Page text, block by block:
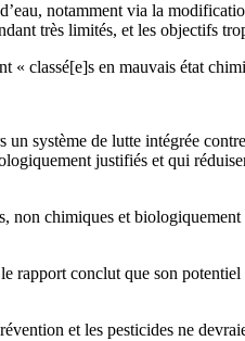
notamment via la
très limités, et les objectifs
« classé[e]s en mauvais état
un système de lutte intégrée
justifiés et qui
non chimiques et
rapport conclut que son
et les pesticides ne